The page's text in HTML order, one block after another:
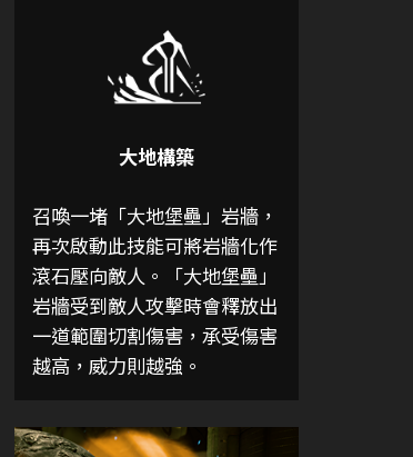
大地構築
召喚一堵「大地堡壘」岩牆，
再次啟動此技能可將岩牆化作
滾石壓向敵人。「大地堡壘」
岩牆受到敵人攻擊時會釋放出
一道範圍切割傷害，承受傷害
越高，威力則越強。